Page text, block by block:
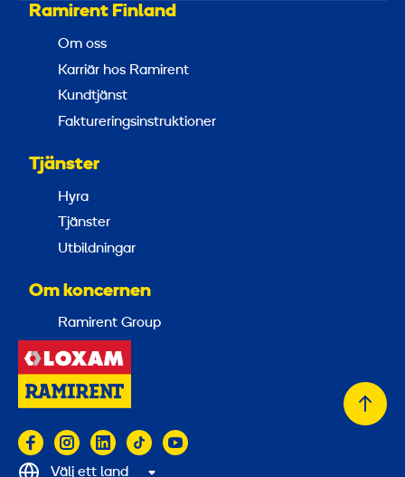
Ramirent Finland
Om oss
Karriär hos Ramirent
Kundtjänst
Faktureringsinstruktioner
Tjänster
Hyra
Tjänster
Utbildningar
Om koncernen
Ramirent Group
Välj ett land